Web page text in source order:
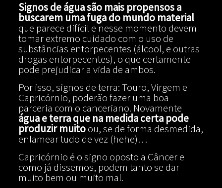
Signos de água são mais propensos a
buscarem uma fuga do mundo material
que parece difícil e nesse momento devem
tomar extremo cuidado com o uso de
substâncias entorpecentes (álcool, e outras
drogas entorpecentes), o que certamente
pode prejudicar a vida de ambos.
Por isso, signos de terra: Touro, Virgem e
Capricórnio, poderão fazer uma boa
parceria com o canceriano. Novamente
água e terra que na medida certa pode
produzir muitoou, se de forma desmedida,
enlamear tudo de vez (hehe)…
Capricórnio é o signo oposto a Câncer e
como já dissemos, podem tanto se dar
muito bem ou muito mal.